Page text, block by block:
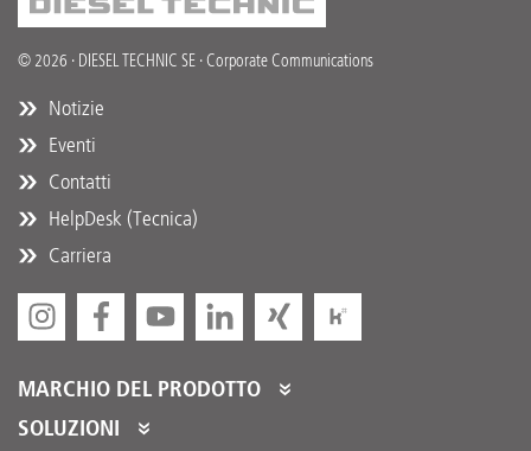
© 2026 · DIESEL TECHNIC SE · Corporate Communications
Notizie
Eventi
Contatti
HelpDesk (Tecnica)
Carriera
MARCHIO DEL PRODOTTO
DT Spare Parts
SOLUZIONI